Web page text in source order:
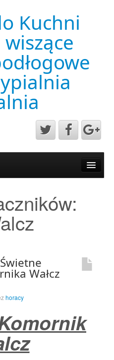
Kuchni
Wałcz
horacy